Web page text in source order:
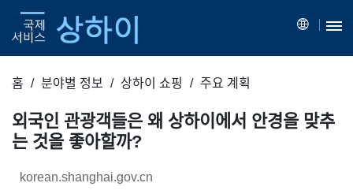
홈 분야별 정보 상하이 쇼핑 주요 계획
외국인 관광객들은 왜 상하이에서 안경을 맞추
는 것을 좋아할까?
korean.shanghai.gov.cn